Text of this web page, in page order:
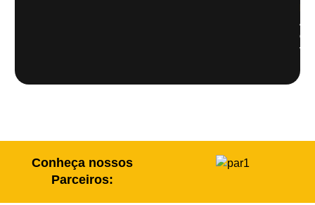
de
Conheça nossos
Parceiros: